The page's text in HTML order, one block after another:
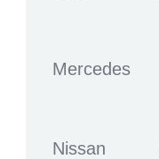
Mercedes
Nissan